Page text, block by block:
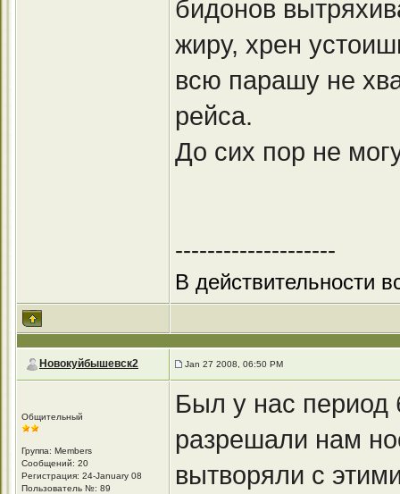
бидонов
жиру, хрен
всю парашу не
рейса.
До сих пор не
--------------------
В действительности
Новокуйбышевск2 Jan 27 2008, 06:50 PM
Общительный
Группа: Members
Сообщений: 20
Регистрация: 24-January 08
Пользователь №: 89
Был у нас
разрешали нам
вытворяли с